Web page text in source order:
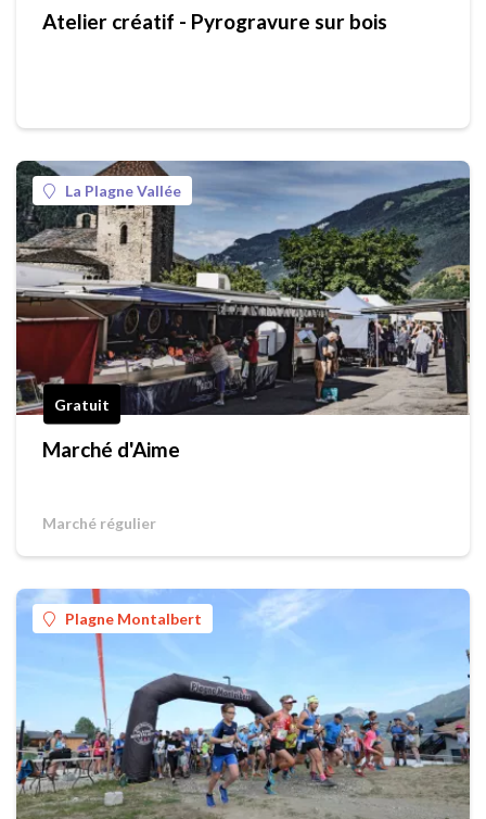
Atelier créatif - Pyrogravure sur bois
La Plagne Vallée
Gratuit
Marché d'Aime
Marché régulier
Plagne Montalbert